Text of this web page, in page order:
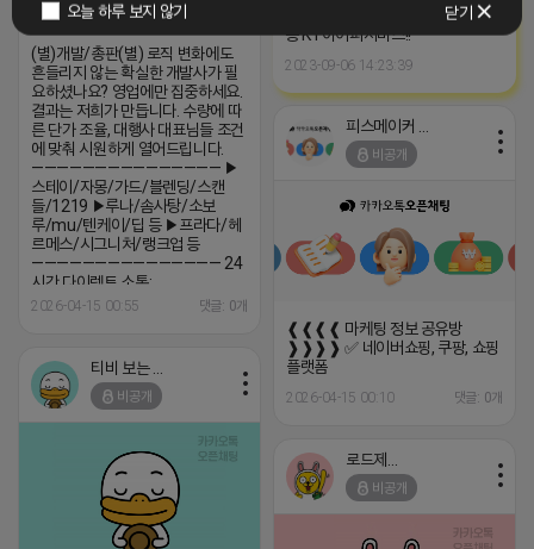
오늘 하루 보지 않기 닫기
[아이피몬스터] 전국 최저가 마케팅
용 KT아이피서비스!!
2023-09-06 14:23:39
(별)개발/총판(별) 로직 변화에도
흔들리지 않는 확실한 개발사가 필
요하셨나요? 영업에만 집중하세요.
결과는 저희가 만듭니다. 수량에 따
른 단가 조율, 대행사 대표님들 조건
에 맞춰 시원하게 열어드립니다.
——————————————— ▶
스테이/자몽/가드/블렌딩/스캔
들/1219 ▶루나/솜사탕/소보
루/mu/텐케이/딥 등 ▶프라다/헤
르메스/시그니처/랭크업 등
——————————————— 24
시간 다이렉트 소통:
https://open.kakao.com/o/swMPVKci
2026-04-15 00:55 댓글: 0개
비공개
❰❰❰❰ 마케팅 정보 공유방
❱❱❱❱ ✅ 네이버쇼핑, 쿠팡, 쇼핑
플랫폼
2026-04-15 00:10 댓글: 0개
비공개
비공개